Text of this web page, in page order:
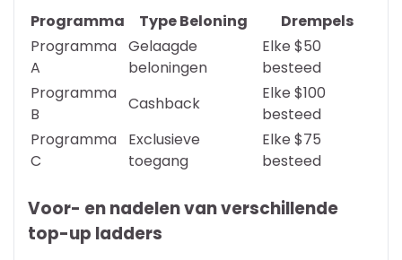
Programma
Type Beloning
Drempels
Programma
A
Gelaagde
beloningen
Elke $50
besteed
Programma
B
Cashback
Elke $100
besteed
Programma
C
Exclusieve
toegang
Elke $75
besteed
Voor- en nadelen van verschillende
top-up ladders